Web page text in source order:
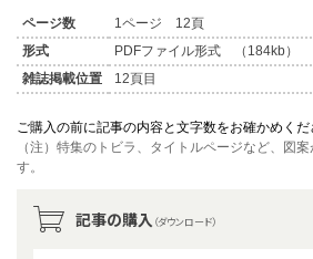
ページ数
1ページ 12頁
形式
PDFファイル形式 （184kb）
雑誌掲載位置
12頁目
ご購入の前に記事の内容と文字数をお確かめくだ
（注）特集のトビラ、タイトルページなど、図
す。
記事の購入 （ダウンロード）